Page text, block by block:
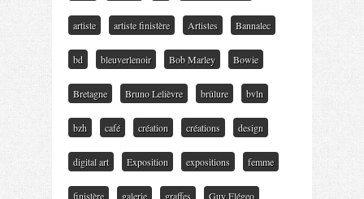
artiste artiste finistère Artistes Bannalec
bd bleuverlenoir Bob Marley Bowie
Bretagne Bruno Lelièvre brûlure bvln
bzh café création créations design
digital art Exposition expositions femme
finistère galerie graffes Guy Flégeo